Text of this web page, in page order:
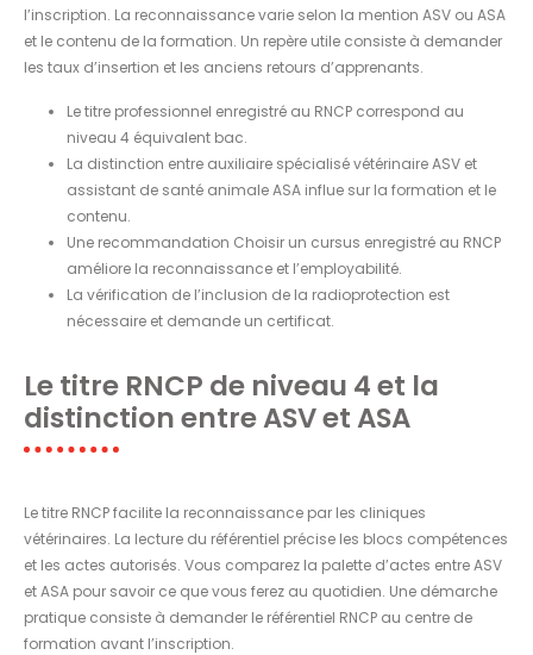
l’inscription. La reconnaissance varie selon la mention ASV ou ASA
et le contenu de la formation. Un repère utile consiste à demander
les taux d’insertion et les anciens retours d’apprenants.
Le titre professionnel enregistré au RNCP correspond au
niveau 4 équivalent bac.
La distinction entre auxiliaire spécialisé vétérinaire ASV et
assistant de santé animale ASA influe sur la formation et le
contenu.
Une recommandation Choisir un cursus enregistré au RNCP
améliore la reconnaissance et l’employabilité.
La vérification de l’inclusion de la radioprotection est
nécessaire et demande un certificat.
Le titre RNCP de niveau 4 et la
distinction entre ASV et ASA
Le titre RNCP facilite la reconnaissance par les cliniques
vétérinaires. La lecture du référentiel précise les blocs compétences
et les actes autorisés. Vous comparez la palette d’actes entre ASV
et ASA pour savoir ce que vous ferez au quotidien. Une démarche
pratique consiste à demander le référentiel RNCP au centre de
formation avant l’inscription.